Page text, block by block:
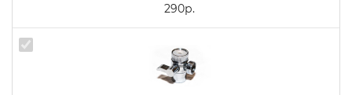
290р.